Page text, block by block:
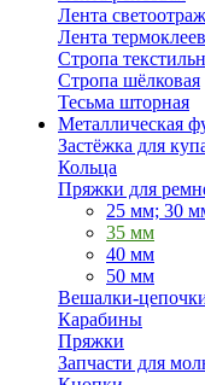
Лента
Лента
Стропа
Стропа шёлковая
Тесьма шторная
Металлическая
Застёжка для
Кольца
Пряжки для
25 мм; 30
35 мм
40 мм
50 мм
Вешалки-
Карабины
Пряжки
Запчасти для